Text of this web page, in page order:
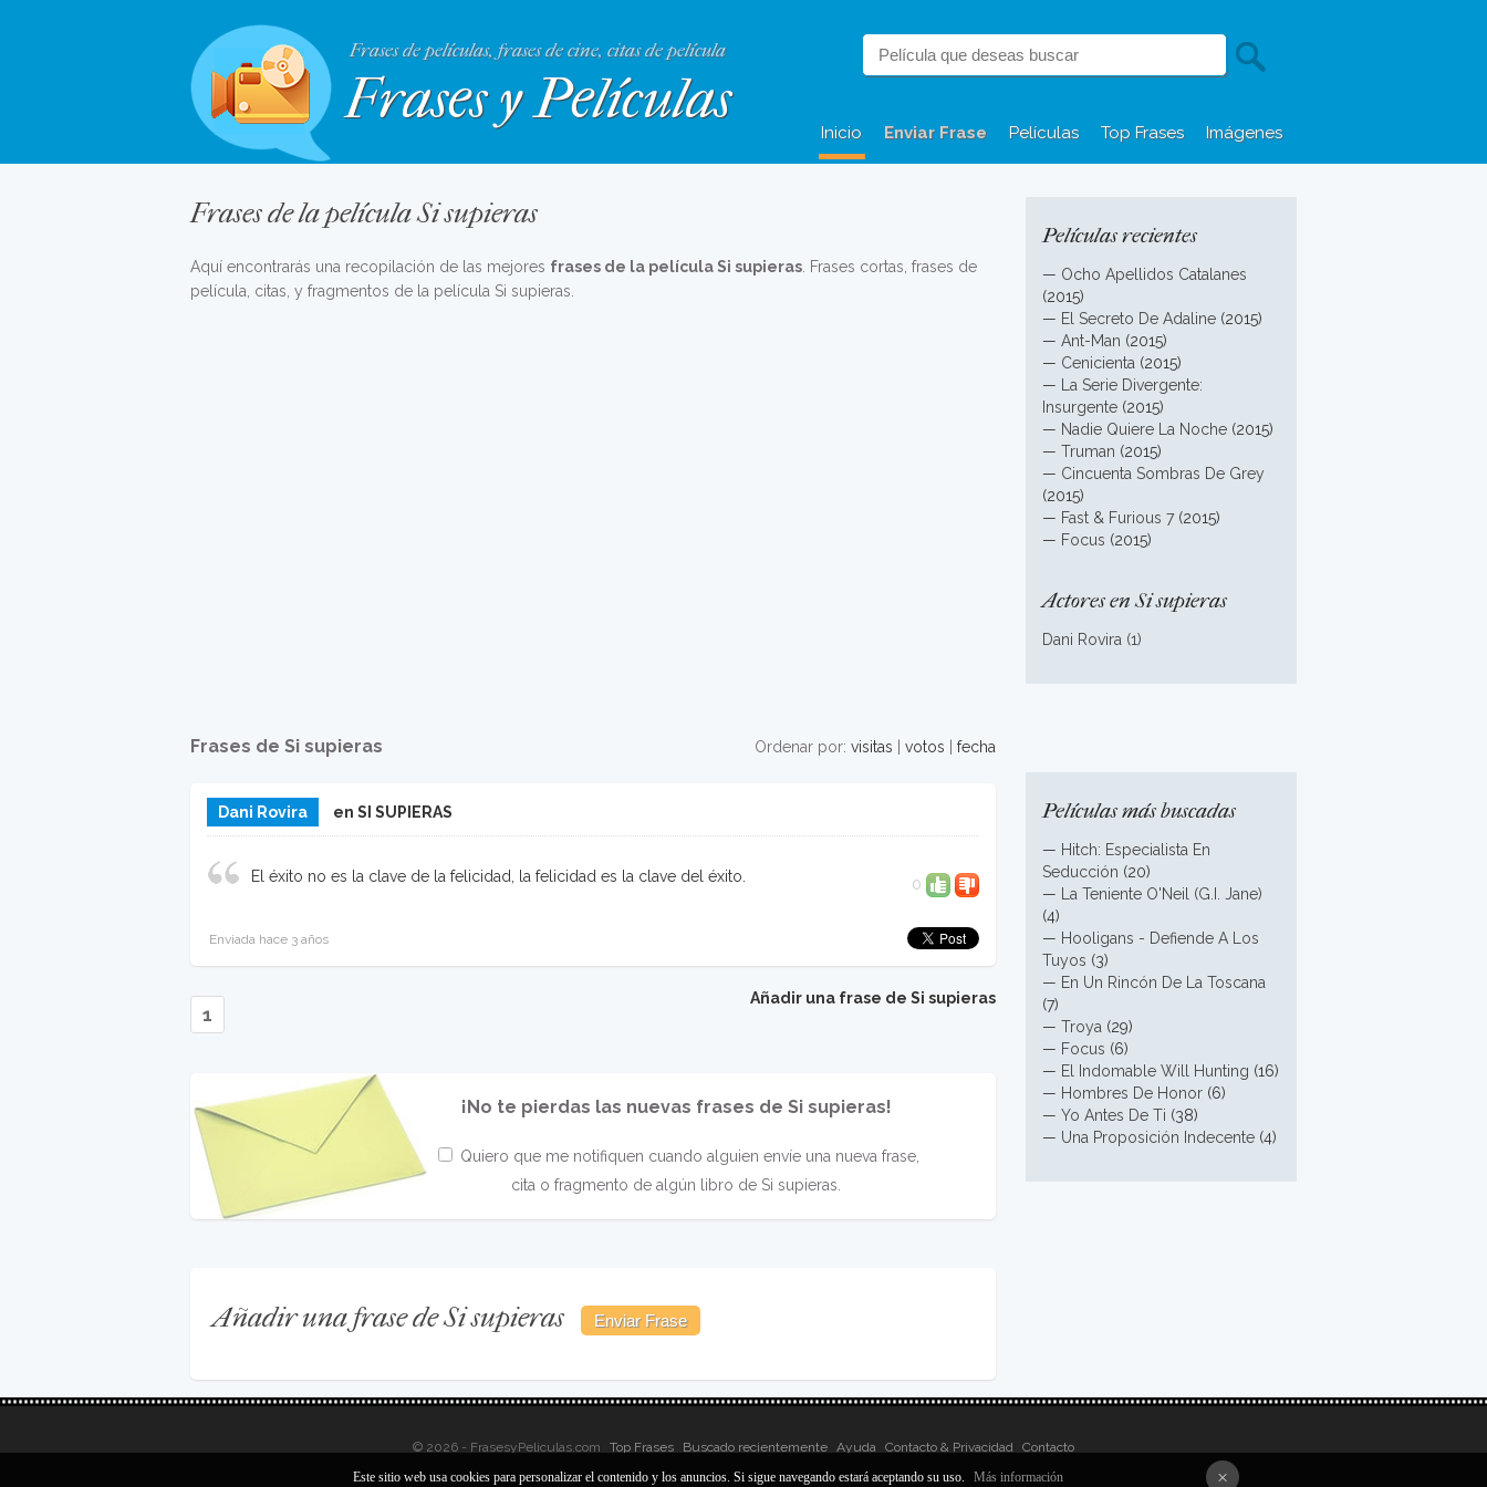
Frases de películas, frases de cine, citas de película
Frases y Películas
Inicio Enviar Frase Películas Top Frases Imágenes
Frases de la película Si supieras
Aquí encontrarás una recopilación de las mejores frases de la película Si supieras . Frases cortas, frases de
película, citas, y fragmentos de la película Si supieras.
Ordenar por: visitas votos fecha
Frases de Si supieras
Dani Rovira en SI SUPIERAS
El éxito no es la clave de la felicidad, la felicidad es la clave del éxito. 0
Enviada hace 3 años
Añadir una frase de Si supieras
1
¡No te pierdas las nuevas frases de Si supieras!
Quiero que me notifiquen cuando alguien envíe una nueva frase,
cita o fragmento de algún libro de Si supieras.
Añadir una frase de Si supieras
Películas recientes
— Ocho Apellidos Catalanes
(2015)
— El Secreto De Adaline (2015)
— Ant-Man (2015)
— Cenicienta (2015)
—
La Serie Divergente:
Insurgente (2015)
— Nadie Quiere La Noche (2015)
— Truman (2015)
— Cincuenta Sombras De Grey
(2015)
— Fast & Furious 7 (2015)
— Focus (2015)
Actores en Si supieras
Dani Rovira (1)
Películas más buscadas
— Hitch: Especialista En
Seducción (20)
—
La Teniente O'Neil (G.I. Jane)
(4)
— Hooligans - Defiende A Los
Tuyos (3)
— En Un Rincón De La Toscana
(7)
— Troya (29)
— Focus (6)
— El Indomable Will Hunting (16)
— Hombres De Honor (6)
— Yo Antes De Ti (38)
— Una Proposición Indecente (4)
© 2026 - FrasesyPeliculas.com Top Frases Buscado recientemente Ayuda Contacto & Privacidad Contacto
×
Este sitio web usa cookies para personalizar el contenido y los anuncios. Si sigue navegando estará aceptando su uso. Más información